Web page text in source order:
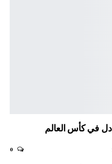
في كأس العالم